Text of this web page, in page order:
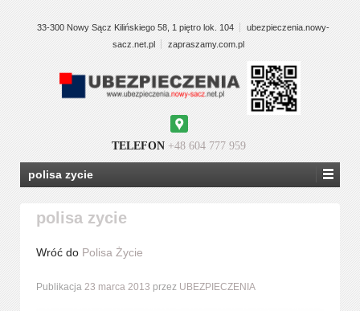
33-300 Nowy Sącz Kilińskiego 58, 1 piętro lok. 104
ubezpieczenia.nowy-
sacz.net.pl
zapraszamy.com.pl
Maps
TELEFON +48 604 777 959
polisa zycie
polisa zycie
Wróć do Polisa Życie
Publikacja 23 marca 2013 przez UBEZPIECZENIA